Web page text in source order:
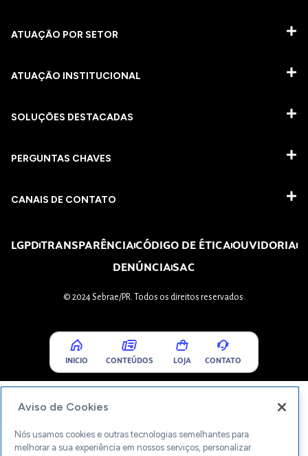
ATUAÇÃO POR SETOR
ATUAÇÃO INSTITUCIONAL
SOLUÇÕES DESTACADAS
PERGUNTAS CHAVES​
CANAIS DE CONTATO
LGPDTRANSPARÊNCIACÓDIGO DE ÉTICAOUVIDORIA
DENÚNCIASAC
© 2024 Sebrae/PR. Todos os direitos reservados.
INICIO CONTEÚDOS LOJA CONTATO
Aviso de Cookies
Nós usamos cookies e outras tecnologias semelhantes para
melhorar a sua experiência em nossos serviços, personalizar